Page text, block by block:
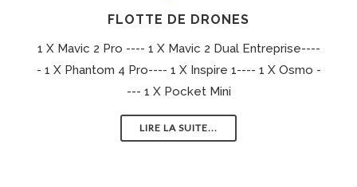
FLOTTE DE DRONES
1 X Mavic 2 Pro ---- 1 X Mavic 2 Dual Entreprise----
- 1 X Phantom 4 Pro---- 1 X Inspire 1---- 1 X Osmo -
--- 1 X Pocket Mini
LIRE LA SUITE...